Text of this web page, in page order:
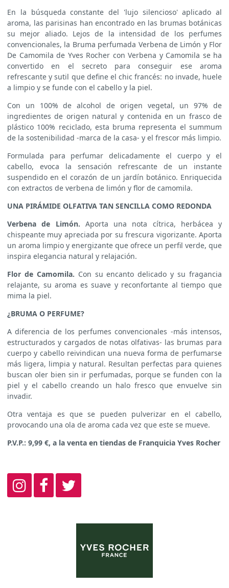
En la búsqueda constante del 'lujo silencioso' aplicado al
aroma, las parisinas han encontrado en las brumas botánicas
su mejor aliado. Lejos de la intensidad de los perfumes
convencionales, la Bruma perfumada Verbena de Limón y Flor
De Camomila de Yves Rocher con Verbena y Camomila se ha
convertido en el secreto para conseguir ese aroma
refrescante y sutil que define el chic francés: no invade, huele
a limpio y se funde con el cabello y la piel.
Con un 100% de alcohol de origen vegetal, un 97% de
ingredientes de origen natural y contenida en un frasco de
plástico 100% reciclado, esta bruma representa el summum
de la sostenibilidad -marca de la casa- y el frescor más limpio.
Formulada para perfumar delicadamente el cuerpo y el
cabello, evoca la sensación refrescante de un instante
suspendido en el corazón de un jardín botánico. Enriquecida
con extractos de verbena de limón y flor de camomila.
UNA PIRÁMIDE OLFATIVA TAN SENCILLA COMO REDONDA
Verbena de Limón. Aporta una nota cítrica, herbácea y
chispeante muy apreciada por su frescura vigorizante. Aporta
un aroma limpio y energizante que ofrece un perfil verde, que
inspira elegancia natural y relajación.
Flor de Camomila. Con su encanto delicado y su fragancia
relajante, su aroma es suave y reconfortante al tiempo que
mima la piel.
¿BRUMA O PERFUME?
A diferencia de los perfumes convencionales -más intensos,
estructurados y cargados de notas olfativas- las brumas para
cuerpo y cabello reivindican una nueva forma de perfumarse
más ligera, limpia y natural. Resultan perfectas para quienes
buscan oler bien sin ir perfumadas, porque se funden con la
piel y el cabello creando un halo fresco que envuelve sin
invadir.
Otra ventaja es que se pueden pulverizar en el cabello,
provocando una ola de aroma cada vez que este se mueve.
P.V.P.: 9,99 €, a la venta en tiendas de Franquicia Yves Rocher